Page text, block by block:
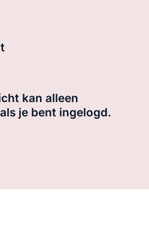
kan alleen
je bent ingelogd.